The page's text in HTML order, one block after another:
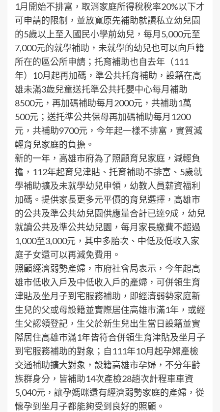
1月開始不排富，取消家庭所得稅稅率20%以下才
可申請的限制，並放寬原先補助就讀私立幼兒園
的5歲以上至入國民小學前幼兒，每月5,000元至
7,000元的就學補助，未就學的幼兒也可以向戶籍
所在的區公所申請；托育補助也自去年（111
年）10月起再加碼，準公共托育補助，設籍在高
雄未滿3歲兒童送托準公共托嬰中心每月補助
8500元，再加碼補助每月2000元，共補助1萬
500元；送托準公共保母再加碼補助每月1200
元，共補助9700元，今年起一樣不排富，實質減
輕育兒家庭的負擔。
新的一年，高雄市府為了照顧育兒家庭，減輕負
擔，112年起育兒津貼、托育補助不排富、5歲就
學補助擴及未就學幼兒申領，幼教人員薪資福利
加碼。提供家長更多元平價的育兒選擇，高雄市
的公共及準公共幼兒園供應量合計已達9成，幼兒
就讀公共及準公共幼兒園，每月家長繳費不超過
1,000至3,000元，其中多胎次、中低及低收入家
庭子女還可以再減免費用。
照顧經濟弱勢產婦，市府社會局表示，今年起高
雄市低收入戶及中低收入戶的產婦，可併領生育
津貼及坐月子到宅服務補助，即經濟弱勢家庭新
生兒的父或母設籍並實際居住高雄市滿1年，或經
生父認領登記，生父於新生兒出生當日設籍並實
際居住高雄市滿1年皆符合併領生育津貼及坐月子
到宅服務補助的對象；自111年10月起孕婦產檢
交通補助擴大對象，設籍高雄市孕婦，不分年齡
族群身分，皆補助14次產檢28趟次計程車車資
5,040元，讓孕媽咪還有經濟弱勢家庭的產婦，從
懷孕到坐月子都能夠受到良好的照顧。